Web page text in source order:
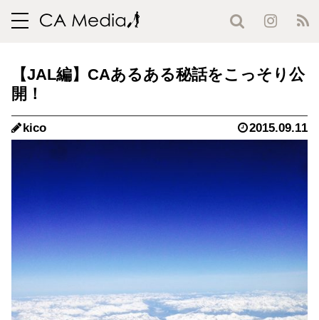
toggle
【JAL編】CAあるある秘話をこっそり公
開！
kico 2015.09.11